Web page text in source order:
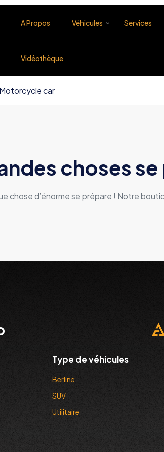
A Propos Véhicules Services
Vidéothèque
car
choses
chose d’énorme se prépare ! Notre
Type de véhicules
Berline
SUV
Utilitaire